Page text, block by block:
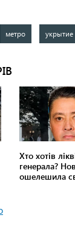
метро укрытие